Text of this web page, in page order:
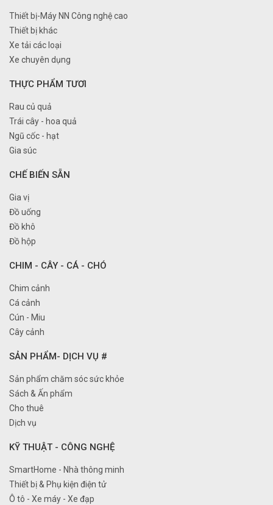
Thiết bị-Máy NN Công nghệ cao
Thiết bị khác
Xe tải các loại
Xe chuyên dụng
THỰC PHẨM TƯƠI
Rau củ quả
Trái cây - hoa quả
Ngũ cốc - hạt
Gia súc
CHẾ BIẾN SẴN
Gia vị
Đồ uống
Đồ khô
Đồ hộp
CHIM - CÂY - CÁ - CHÓ
Chim cảnh
Cá cảnh
Cún - Miu
Cây cảnh
SẢN PHẨM- DỊCH VỤ #
Sản phẩm chăm sóc sức khỏe
Sách & Ấn phẩm
Cho thuê
Dịch vụ
KỸ THUẬT - CÔNG NGHỆ
SmartHome - Nhà thông minh
Thiết bị & Phụ kiện điện tử
Ô tô - Xe máy - Xe đạp